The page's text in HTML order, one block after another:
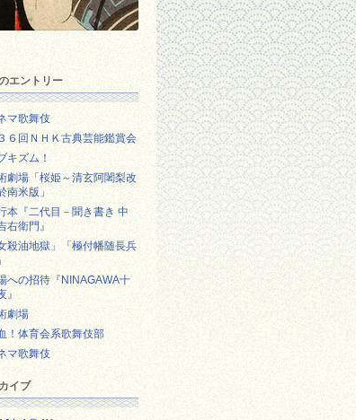
エントリー
マ歌舞伎
６回ＮＨＫ古典芸能鑑賞会
キズム！
劇場「桜姫～清玄阿闍梨改
南米版」
本『二代目－聞き書き 中
右衛門』
女殺油地獄」「極付幡随長兵
への招待『NINAGAWA十
』
劇場
！体育会系歌舞伎部
マ歌舞伎
イブ